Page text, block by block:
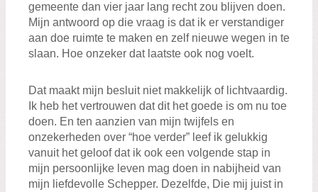
gemeente dan vier jaar lang recht zou blijven doen.
Mijn antwoord op die vraag is dat ik er verstandiger
aan doe ruimte te maken en zelf nieuwe wegen in te
slaan. Hoe onzeker dat laatste ook nog voelt.
Dat maakt mijn besluit niet makkelijk of lichtvaardig.
Ik heb het vertrouwen dat dit het goede is om nu toe
doen. En ten aanzien van mijn twijfels en
onzekerheden over “hoe verder” leef ik gelukkig
vanuit het geloof dat ik ook een volgende stap in
mijn persoonlijke leven mag doen in nabijheid van
mijn liefdevolle Schepper. Dezelfde, Die mij juist in